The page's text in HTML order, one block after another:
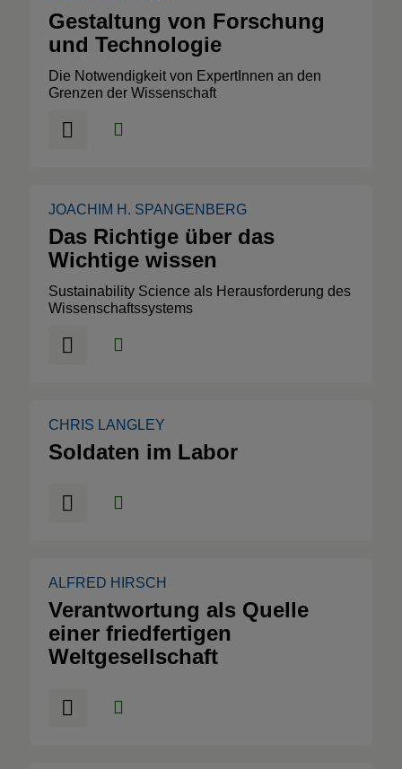
Gestaltung von Forschung
und Technologie
Die Notwendigkeit von ExpertInnen an den
Grenzen der Wissenschaft
JOACHIM H. SPANGENBERG
Das Richtige über das
Wichtige wissen
Sustainability Science als Herausforderung des
Wissenschaftssystems
CHRIS LANGLEY
Soldaten im Labor
ALFRED HIRSCH
Verantwortung als Quelle
einer friedfertigen
Weltgesellschaft